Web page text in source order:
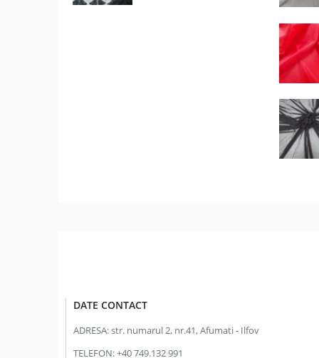
DATE CONTACT
ADRESA:str. numarul 2, nr.41, Afumati - Ilfov
TELEFON:+40 749.132 991